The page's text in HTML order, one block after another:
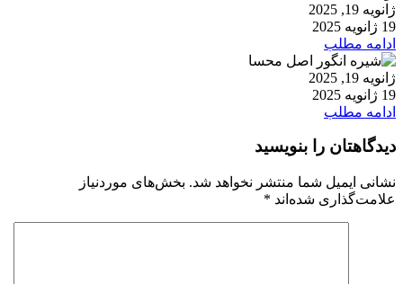
ژانویه 19, 2025
19 ژانویه 2025
ادامه مطلب
ژانویه 19, 2025
19 ژانویه 2025
ادامه مطلب
دیدگاهتان را بنویسید
نشانی ایمیل شما منتشر نخواهد شد. بخش‌های موردنیاز
علامت‌گذاری شده‌اند *